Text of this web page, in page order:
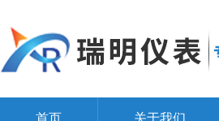
首页 关于我们